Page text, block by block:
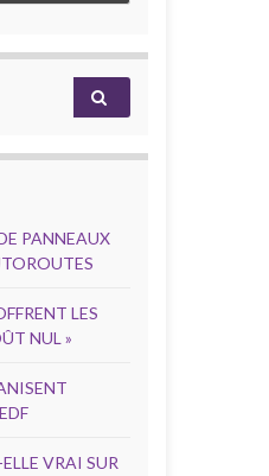
PANNEAUX
LES
NUL »
VRAI SUR